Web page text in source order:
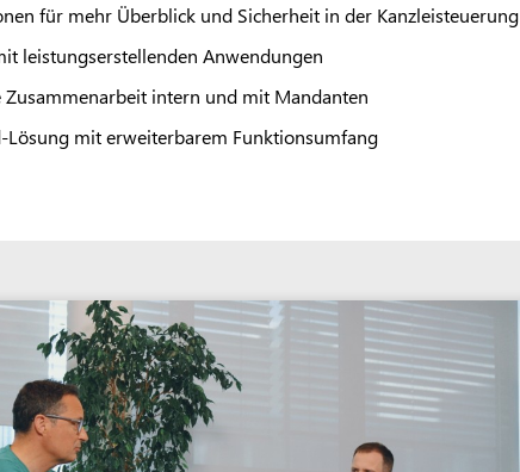
für mehr Überblick und Sicherheit in der Kanzleisteuerung
leistungserstellenden Anwendungen
Zusammenarbeit intern und mit Mandanten
Lösung mit erweiterbarem Funktionsumfang